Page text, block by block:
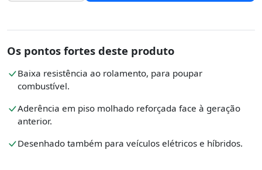
Os pontos fortes deste produto
Baixa resistência ao rolamento, para poupar
combustível.
Aderência em piso molhado reforçada face à geração
anterior.
Desenhado também para veículos elétricos e híbridos.